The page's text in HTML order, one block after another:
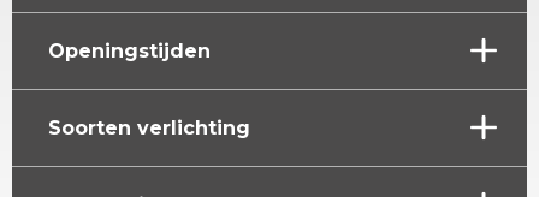
Openingstijden
Soorten verlichting